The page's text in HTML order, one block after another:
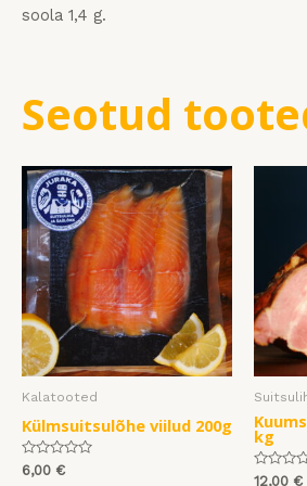
soola 1,4 g.
Seotud
Kalatooted
Külmsuitsulõhe viilud 200g
Hinnanguga
0
6,00 €
kg
12,00 €